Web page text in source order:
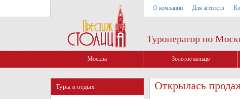
О компании Для агентств
Туроператор по
Москва Золотое кольцо
Туры и отдых Открылась